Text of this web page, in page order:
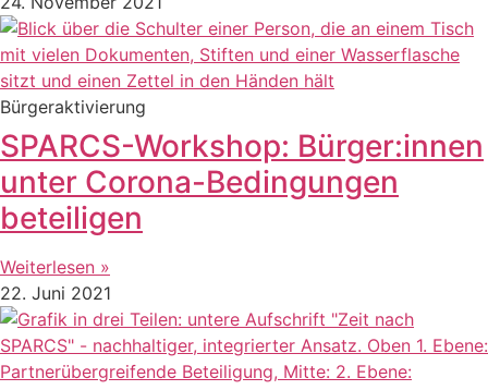
Bürgeraktivierung
SPARCS-Workshop: Bürger:innen
unter Corona-Bedingungen
beteiligen
Weiterlesen »
22. Juni 2021